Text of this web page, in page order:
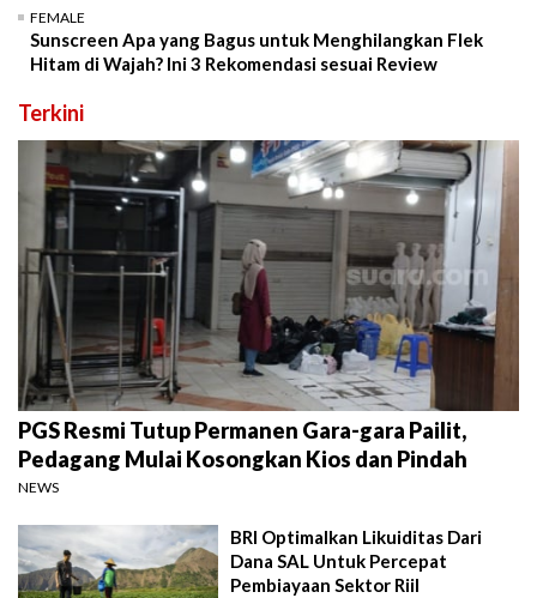
FEMALE
Sunscreen Apa yang Bagus untuk Menghilangkan Flek
Hitam di Wajah? Ini 3 Rekomendasi sesuai Review
Terkini
PGS Resmi Tutup Permanen Gara-gara Pailit,
Pedagang Mulai Kosongkan Kios dan Pindah
NEWS
BRI Optimalkan Likuiditas Dari
Dana SAL Untuk Percepat
Pembiayaan Sektor Riil